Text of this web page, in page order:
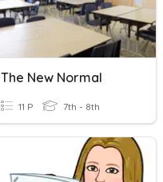
The New Normal
11 P 7th - 8th